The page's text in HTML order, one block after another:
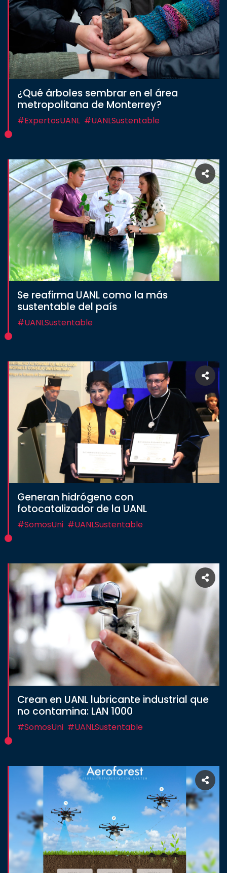
¿Qué árboles sembrar en el área
metropolitana de Monterrey?
#ExpertosUANL #UANLSustentable
Se reafirma UANL como la más
sustentable del país
#UANLSustentable
Generan hidrógeno con
fotocatalizador de la UANL
#SomosUni #UANLSustentable
Crean en UANL lubricante industrial que
no contamina: LAN 1000
#SomosUni #UANLSustentable